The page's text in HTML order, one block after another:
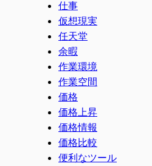
仕事
仮想現実
任天堂
余暇
作業環境
作業空間
価格
価格上昇
価格情報
価格比較
便利なツール